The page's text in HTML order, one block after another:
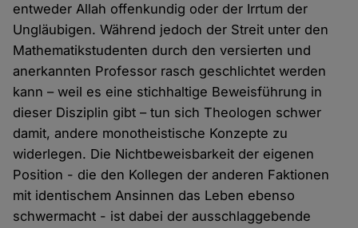
entweder Allah offenkundig oder der Irrtum der
Ungläubigen. Während jedoch der Streit unter den
Mathematikstudenten durch den versierten und
anerkannten Professor rasch geschlichtet werden
kann – weil es eine stichhaltige Beweisführung in
dieser Disziplin gibt – tun sich Theologen schwer
damit, andere monotheistische Konzepte zu
widerlegen. Die Nichtbeweisbarkeit der eigenen
Position - die den Kollegen der anderen Faktionen
mit identischem Ansinnen das Leben ebenso
schwermacht - ist dabei der ausschlaggebende